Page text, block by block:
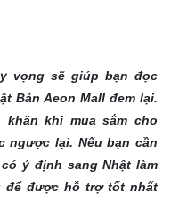
vọng sẽ giúp bạn đọc
Bản Aeon Mall đem lại.
khi mua sắm cho
ngược lại. Nếu bạn cần
ý định sang Nhật làm
để được hỗ trợ tốt nhất